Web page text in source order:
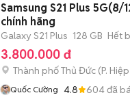
Samsung S21 Plus 5G(8/
chính hãng
Galaxy S21 Plus 128 GB Hết
3.800.000 đ
Thành phố Thủ Đức (P.
Quốc Cường 4.8 604đã